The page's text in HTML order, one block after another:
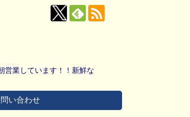
営業しています！！新鮮な
い合わせ